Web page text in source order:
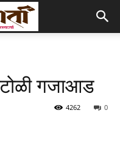
गजाआड
0
4262